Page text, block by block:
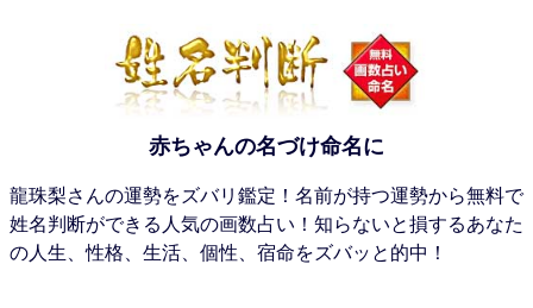
赤ちゃんの名づけ命名に
龍珠梨さんの運勢をズバリ鑑定！名前が持つ運勢から無料で
姓名判断ができる人気の画数占い！知らないと損するあなた
の人生、性格、生活、個性、宿命をズバッと的中！